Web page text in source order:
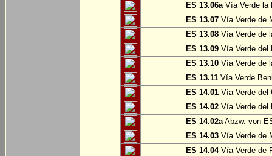
ES 13.06aVía Verde la
ES 13.07 Vía Verde de
ES 13.08 Vía Verde de
ES 13.09 Vía Verde del
ES 13.10 Vía Verde de
ES 13.11 Vía Verde
ES 14.01 Vía Verde del
ES 14.02 Vía Verde del
ES 14.02aAbzw. von
ES 14.03 Vía Verde de
ES 14.04Vía Verde de